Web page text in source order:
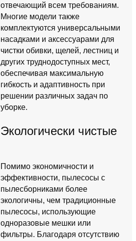
отвечающий всем требованиям.
Многие модели также
комплектуются универсальными
насадками и аксессуарами для
чистки обивки, щелей, лестниц и
других труднодоступных мест,
обеспечивая максимальную
гибкость и адаптивность при
решении различных задач по
уборке.
Экологически чистые
Помимо экономичности и
эффективности, пылесосы с
пылесборниками более
экологичны, чем традиционные
пылесосы, использующие
одноразовые мешки или
фильтры. Благодаря отсутствию